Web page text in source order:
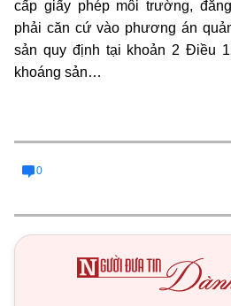
cấp giấy phép môi trường,
phải căn cứ vào phương án
sản quy định tại khoản 2 Điều
khoáng sản…
0